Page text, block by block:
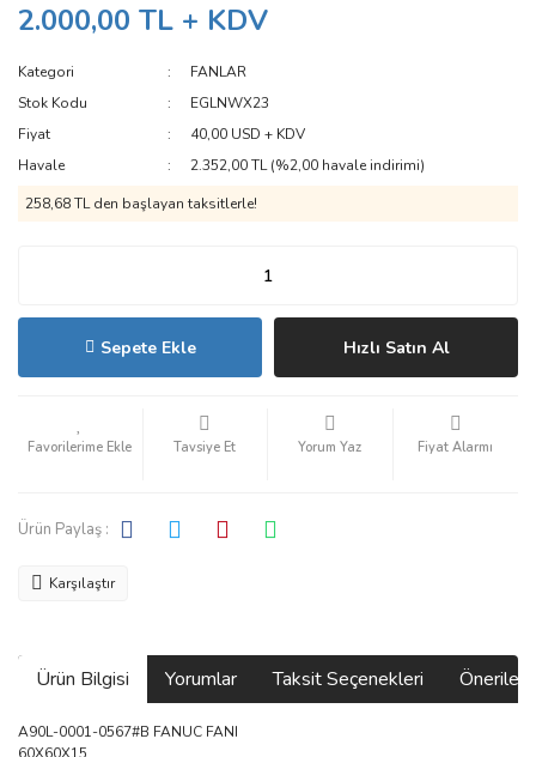
2.000,00 TL + KDV
Kategori
FANLAR
Stok Kodu
EGLNWX23
Fiyat
40,00 USD + KDV
Havale
2.352,00 TL (%2,00 havale indirimi)
258,68 TL den başlayan taksitlerle!
Sepete Ekle Hızlı Satın Al
Tavsiye Et Yorum Yaz Fiyat Alarmı
Ürün Paylaş :
Karşılaştır
Ürün Bilgisi Yorumlar Taksit Seçenekleri
A90L-0001-0567#B FANUC FANI